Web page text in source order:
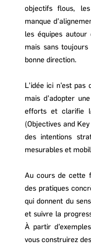
objectifs flous,
manque
les équipes autour
mais sans toujours
bonne direction.
L’idée ici n’est
mais d’adopter
efforts et clarifie
(Objectives and
des intentions
mesurables et
Au cours de cette
des pratiques
qui donnent du
et suivre la
À partir
vous construirez